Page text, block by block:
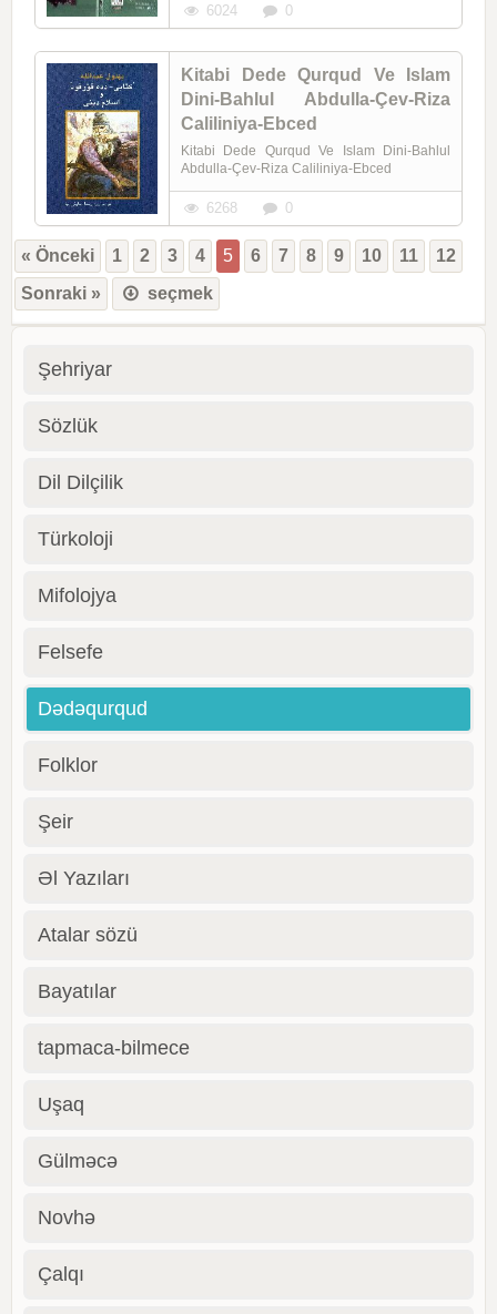
6024 0
Kitabi Dede Qurqud Ve Islam
Dini-Bahlul Abdulla-Çev-Riza
Caliliniya-Ebced
Kitabi Dede Qurqud Ve Islam Dini-Bahlul
Abdulla-Çev-Riza Caliliniya-Ebced
6268 0
« Önceki 1 2 3 4 5 6 7 8 9 10 11
12
Sonraki »
seçmek
Şehriyar
Sözlük
Dil Dilçilik
Türkoloji
Mifolojya
Felsefe
Dədəqurqud
Folklor
Şeir
Əl Yazıları
Atalar sözü
Bayatılar
tapmaca-bilmece
Uşaq
Gülməcə
Novhə
Çalqı